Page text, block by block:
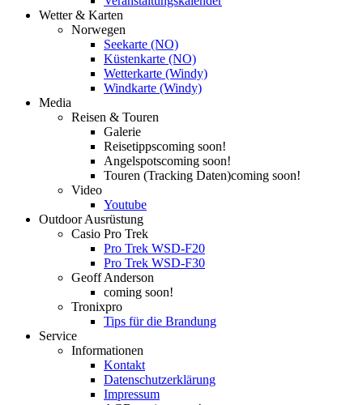
Wetter & Karten
Norwegen
Seekarte (NO)
Küstenkarte (NO)
Wetterkarte (Windy)
Windkarte (Windy)
Media
Reisen & Touren
Galerie
Reisetippscoming soon!
Angelspotscoming soon!
Touren (Tracking Daten)coming soon!
Video
Youtube
Outdoor Ausrüstung
Casio Pro Trek
Pro Trek WSD-F20
Pro Trek WSD-F30
Geoff Anderson
coming soon!
Tronixpro
Tips für die Brandung
Service
Informationen
Kontakt
Datenschutzerklärung
Impressum